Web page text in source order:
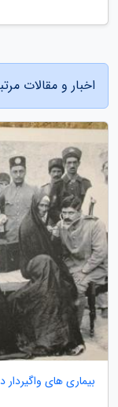
اخبار و مقالات
بیماری های واگیردار